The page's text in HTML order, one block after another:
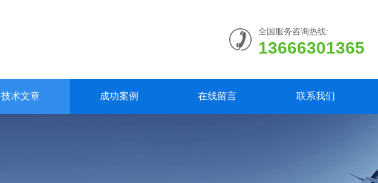
全国服务咨询热线:
13666301365
技术文章 成功案例 在线留言 联系我们